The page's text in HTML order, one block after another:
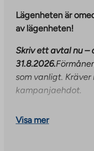
Lägenheten är
av lägenheten!
Skriv ett avtal nu –
31.8.2026.
som vanligt.
kampanjaehdot.
balkonginglasning.
Visa mer